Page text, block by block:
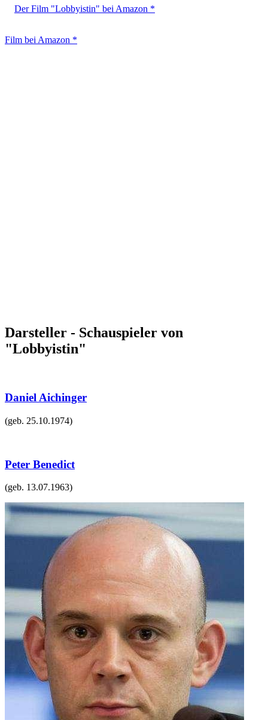
Der Film "Lobbyistin" bei Amazon *
Film bei Amazon *
Darsteller - Schauspieler von
"Lobbyistin"
Daniel Aichinger
(geb. 25.10.1974)
Peter Benedict
(geb. 13.07.1963)